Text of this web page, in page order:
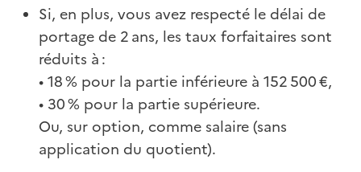
Si, en plus, vous avez respecté le délai de
portage de 2 ans, les taux forfaitaires sont
réduits à :
• 18 % pour la partie inférieure à 152 500 €,
• 30 % pour la partie supérieure.
Ou, sur option, comme salaire (sans
application du quotient).